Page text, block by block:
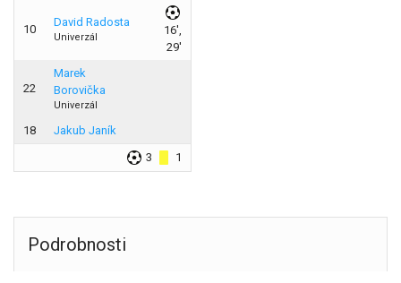
10
David Radosta
Univerzál
16',
29'
22
Marek
Borovička
Univerzál
18
Jakub Janík
3
1
Podrobnosti